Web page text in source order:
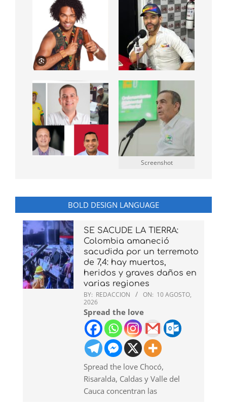
Screenshot
BOLD DESIGN LANGUAGE
SE SACUDE LA TIERRA:
Colombia amaneció
sacudida por un terremoto
de 7,4: hay muertos,
heridos y graves daños en
varias regiones
BY: REDACCION ON: 10 AGOSTO,
2026
Spread the love
Spread the love Chocó,
Risaralda, Caldas y Valle del
Cauca concentran las